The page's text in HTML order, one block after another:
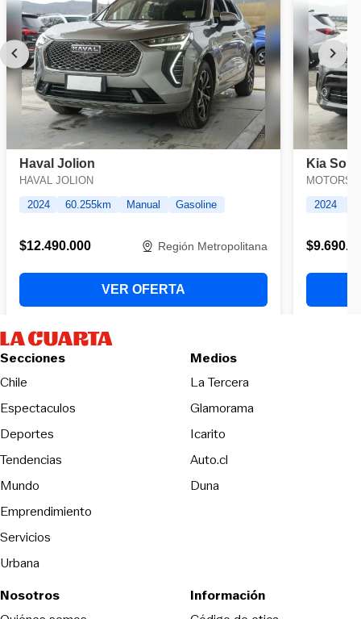
Secciones
Chile
Espectaculos
Deportes
Tendencias
Mundo
Emprendimiento
Servicios
Urbana
Medios
La TerceraOpens in new
Glamorama
Icarito
Auto.cl
DunaOpens in new window
Nosotros
Información